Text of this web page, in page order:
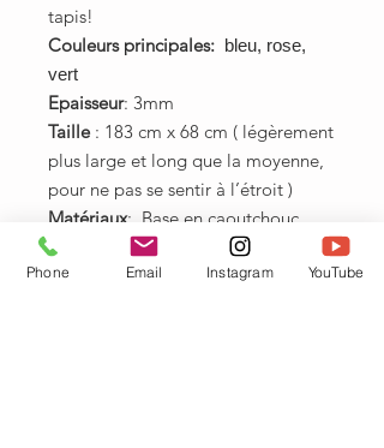
tapis!
Couleurs principales: bleu, rose,
vert
Epaisseur: 3mm
Taille: 183 cm x 68 cm ( légèrement
plus large et long que la moyenne,
pour ne pas se sentir à l’étroit )
Matériaux: Base en caoutchouc
naturel et gomme
écologique. Revêtement
Phone Email Instagram YouTube